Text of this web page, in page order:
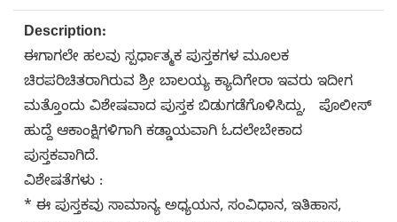
Description:
ಈಗಾಗಲೇ ಹಲವು ಸ್ಪರ್ಧಾತ್ಮಕ ಪುಸ್ತಕಗಳ ಮೂಲಕ
ಚಿರಪರಿಚಿತರಾಗಿರುವ ಶ್ರೀ ಬಾಲಯ್ಯ ಕ್ಯಾದಿಗೇರಾ ಇವರು ಇದೀಗ
ಮತ್ತೊಂದು ವಿಶೇಷವಾದ ಪುಸ್ತಕ ಬಿಡುಗಡೆಗೊಳಿಸಿದ್ದು, ಪೊಲೀಸ್
ಹುದ್ದೆ ಆಕಾಂಕ್ಷಿಗಳಿಗಾಗಿ ಕಡ್ಡಾಯವಾಗಿ ಓದಲೇಬೇಕಾದ
ಪುಸ್ತಕವಾಗಿದೆ.
ವಿಶೇಷತೆಗಳು :
* ಈ ಪುಸ್ತಕವು ಸಾಮಾನ್ಯ ಅಧ್ಯಯನ, ಸಂವಿಧಾನ, ಇತಿಹಾಸ,